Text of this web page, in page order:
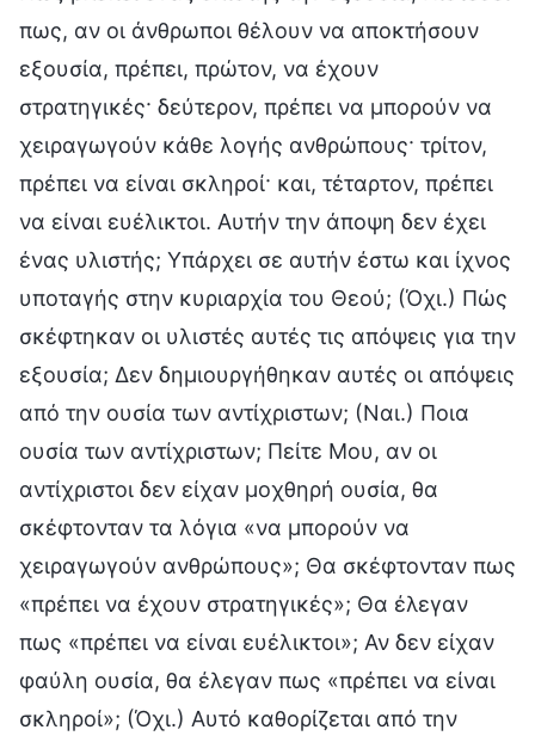
πως, αν οι άνθρωποι θέλουν να αποκτήσουν
εξουσία, πρέπει, πρώτον, να έχουν
στρατηγικές· δεύτερον, πρέπει να μπορούν να
χειραγωγούν κάθε λογής ανθρώπους· τρίτον,
πρέπει να είναι σκληροί· και, τέταρτον, πρέπει
να είναι ευέλικτοι. Αυτήν την άποψη δεν έχει
ένας υλιστής; Υπάρχει σε αυτήν έστω και ίχνος
υποταγής στην κυριαρχία του Θεού; (Όχι.) Πώς
σκέφτηκαν οι υλιστές αυτές τις απόψεις για την
εξουσία; Δεν δημιουργήθηκαν αυτές οι απόψεις
από την ουσία των αντίχριστων; (Ναι.) Ποια
ουσία των αντίχριστων; Πείτε Μου, αν οι
αντίχριστοι δεν είχαν μοχθηρή ουσία, θα
σκέφτονταν τα λόγια «να μπορούν να
χειραγωγούν ανθρώπους»; Θα σκέφτονταν πως
«πρέπει να έχουν στρατηγικές»; Θα έλεγαν
πως «πρέπει να είναι ευέλικτοι»; Αν δεν είχαν
φαύλη ουσία, θα έλεγαν πως «πρέπει να είναι
σκληροί»; (Όχι.) Αυτό καθορίζεται από την